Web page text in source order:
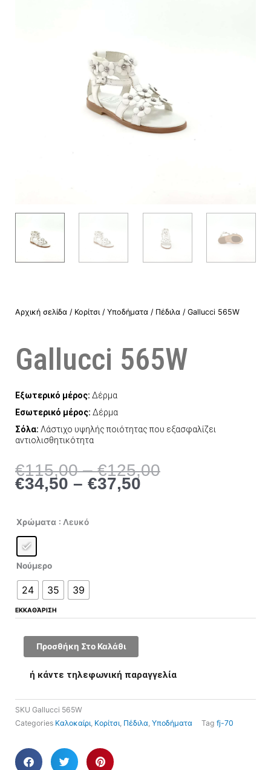
Αρχική σελίδα / Κορίτσι / Υποδήματα / Πέδιλα / Gallucci 565W
Gallucci 565W
Εξωτερικό μέρος: Δέρμα
Εσωτερικό μέρος: Δέρμα
Σόλα: Λάστιχο υψηλής ποιότητας που εξασφαλίζει
αντιολισθητικότητα
€115,00 – €125,00Price
€34,50 – €37,50
Price
Χρώματα : Λευκό
Νούμερο
24 35 39
ΕΚΚΑΘΆΡΙΣΗ
Προσθήκη Στο Καλάθι
ή κάντε τηλεφωνική παραγγελία
SKU Gallucci 565W
Categories Καλοκαίρι, Κορίτσι, Πέδιλα, Υποδήματα Tag fj-70